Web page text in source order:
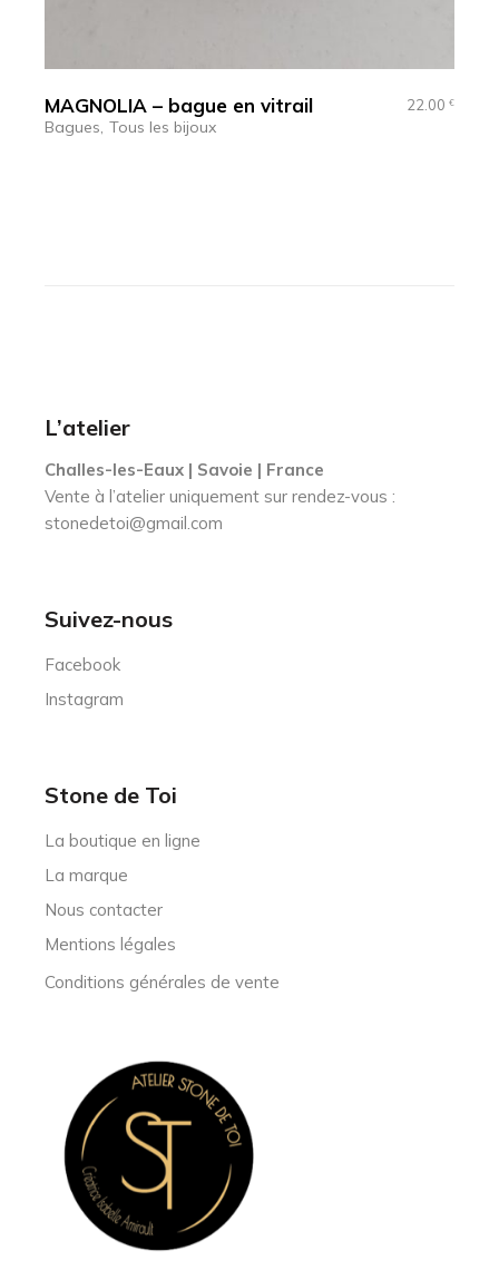
MAGNOLIA – bague en vitrail 22.00 €
Bagues Tous les bijoux
L’atelier
Challes-les-Eaux | Savoie | France
Vente à l’atelier uniquement sur rendez-vous :
stonedetoi@gmail.com
Suivez-nous
Facebook
Instagram
Stone de Toi
La boutique en ligne
La marque
Nous contacter
Mentions légales
Conditions générales de vente